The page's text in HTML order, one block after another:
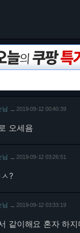
님 2019-09-12 00:40:39
오세욤
님 2019-09-12 03:26:51
?
님 2019-09-12 03:33:19
같이해요 혼자 하지